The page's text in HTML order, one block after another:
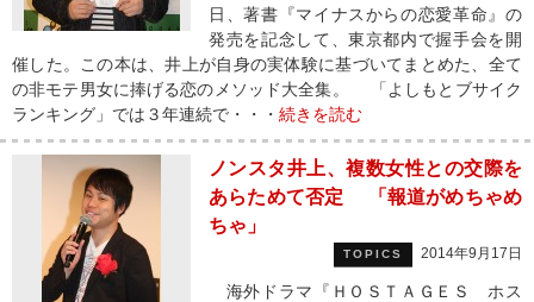
日、著書『マイナスからの恋愛革命』の
発売を記念して、東京都内で握手会を開
催した。この本は、井上が自身の実体験に基づいてまとめた、全て
の非モテ男女に捧げる恋のメソッド大全集。 「よしもとブサイク
ランキング」では３年連続で・・・ 続きを読む
ノンスタ井上、複数女性との交際を
あらためて否定 「報道がめちゃめ
ちゃ」
TOPICS 2014年9月17日
海外ドラマ『ＨＯＳＴＡＧＥＳ ホス